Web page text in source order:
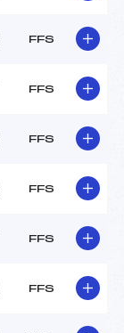
FFS
FFS
FFS
FFS
FFS
FFS